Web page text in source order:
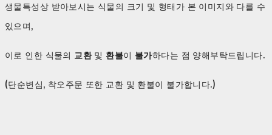
생물특성상 받아보시는 식물의 크기 및 형태가 본 이미지와 다를 수
있으며,
이로 인한 식물의 교환및 환불이 불가하다는 점 양해부탁드립니다.
(단순변심, 착오주문 또한 교환 및 환불이 불가합니다.)